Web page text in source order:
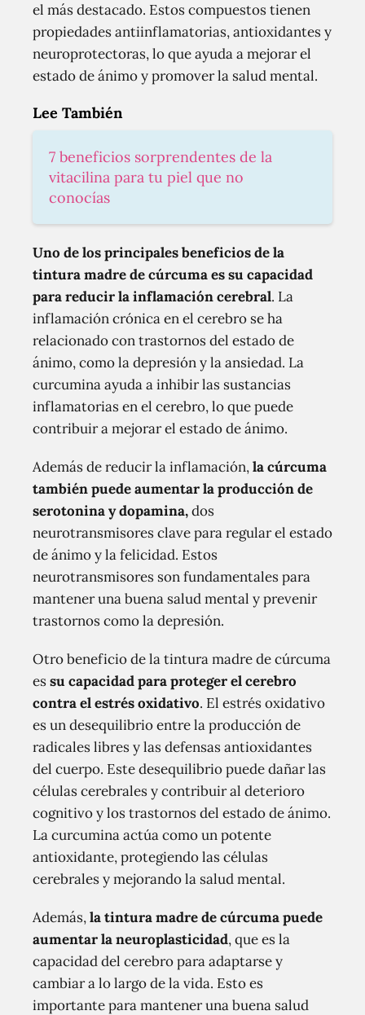
el más destacado. Estos compuestos tienen
propiedades antiinflamatorias, antioxidantes y
neuroprotectoras, lo que ayuda a mejorar el
estado de ánimo y promover la salud mental.
Lee También
7 beneficios sorprendentes de la
vitacilina para tu piel que no
conocías
Uno de los principales beneficios de la
tintura madre de cúrcuma es su capacidad
para reducir la inflamación cerebral. La
inflamación crónica en el cerebro se ha
relacionado con trastornos del estado de
ánimo, como la depresión y la ansiedad. La
curcumina ayuda a inhibir las sustancias
inflamatorias en el cerebro, lo que puede
contribuir a mejorar el estado de ánimo.
Además de reducir la inflamación,la cúrcuma
también puede aumentar la producción de
serotonina y dopamina,dos
neurotransmisores clave para regular el estado
de ánimo y la felicidad. Estos
neurotransmisores son fundamentales para
mantener una buena salud mental y prevenir
trastornos como la depresión.
Otro beneficio de la tintura madre de cúrcuma
essu capacidad para proteger el cerebro
contra el estrés oxidativo. El estrés oxidativo
es un desequilibrio entre la producción de
radicales libres y las defensas antioxidantes
del cuerpo. Este desequilibrio puede dañar las
células cerebrales y contribuir al deterioro
cognitivo y los trastornos del estado de ánimo.
La curcumina actúa como un potente
antioxidante, protegiendo las células
cerebrales y mejorando la salud mental.
Además,la tintura madre de cúrcuma puede
aumentar la neuroplasticidad, que es la
capacidad del cerebro para adaptarse y
cambiar a lo largo de la vida. Esto es
importante para mantener una buena salud